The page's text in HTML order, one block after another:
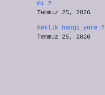
mı ?
Temmuz 25, 2026
Keklik hangi yöre ?
Temmuz 25, 2026